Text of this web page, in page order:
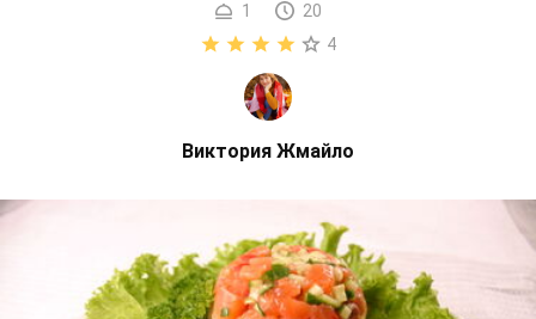
1
20
4
Виктория Жмайло